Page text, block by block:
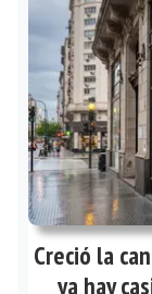
Creció la
ya hay